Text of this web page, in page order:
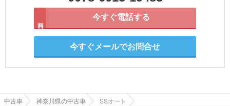
今すぐ電話する
今すぐメールでお問合せ
中古車 神奈川県の中古車 SSオート